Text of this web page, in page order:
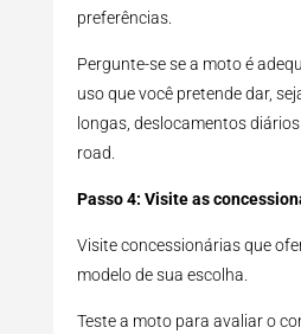
preferências.
Pergunte-se se a moto é
uso que você pretende dar,
longas, deslocamentos
road.
Passo 4: Visite as
Visite concessionárias que
modelo de sua escolha.
Teste a moto para avaliar o